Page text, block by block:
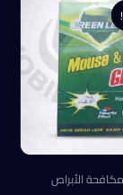
الأبراص